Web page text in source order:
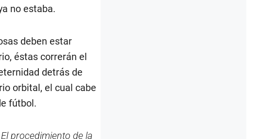
no estaba.
deben estar
éstas correrán el
detrás de
orbital, el cual cabe
fútbol.
procedimiento de la